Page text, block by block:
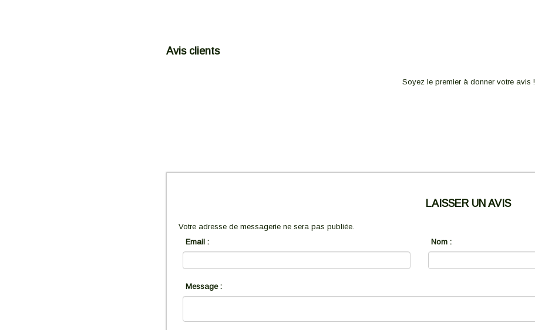
Avis clients
Soyez le premier à donner votre avis !
LAISSER UN AVIS
Votre adresse de messagerie ne sera pas publiée.
Email :
Nom :
Message :